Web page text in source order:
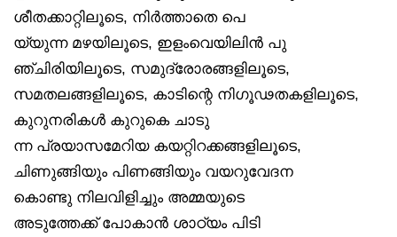
ശീതക്കാറ്റിലൂടെ, നിർത്താതെ പെ
യ്യുന്ന മഴയിലൂടെ, ഇളംവെയിലിൻ പു
ഞ്ചിരിയിലൂടെ, സമുദ്രോരങ്ങളിലൂടെ,
സമതലങ്ങളിലൂടെ, കാടിന്റെ നിഗൂഢതകളിലൂടെ,
കുറുനരികൾ കുറുകെ ചാടു
ന്ന പ്രയാസമേറിയ കയറ്റിറക്കങ്ങളിലൂടെ,
ചിണുങ്ങിയും പിണങ്ങിയും വയറുവേദന
കൊണ്ടു നിലവിളിച്ചും അമ്മയുടെ
അടുത്തേക്ക് പോകാൻ ശാഠ്യം പിടി